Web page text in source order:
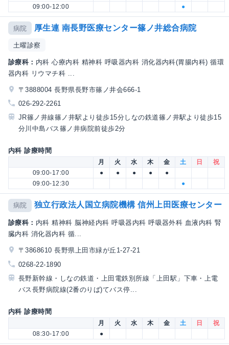
09:00-12:00
●
病院 厚生連 南長野医療センター篠ノ井総合病院
土曜診察
診療科： 内科 心療内科 精神科 呼吸器内科 消化器内科(胃腸内科) 循環
器内科 リウマチ科 ...
〒3888004 長野県長野市篠ノ井会666-1
026-292-2261
JR篠ノ井線篠ノ井駅より徒歩15分しなの鉄道篠ノ井駅より徒歩15
分川中島バス篠ノ井病院前徒歩2分
内科 診療時間
月 火 水 木 金 土 日
祝
09:00-17:00
● ● ● ●
●
09:00-12:30
●
病院 独立行政法人国立病院機構 信州上田医療センター
診療科： 内科 精神科 脳神経内科 呼吸器内科 呼吸器外科 血液内科 腎
臓内科 消化器内科 循...
〒3868610 長野県上田市緑が丘1-27-21
0268-22-1890
長野新幹線・しなの鉄道・上田電鉄別所線「上田駅」下車・上電
バス長野病院線(2番のりば)てバス停...
内科 診療時間
月 火 水 木 金 土 日
祝
08:30-17:00
●